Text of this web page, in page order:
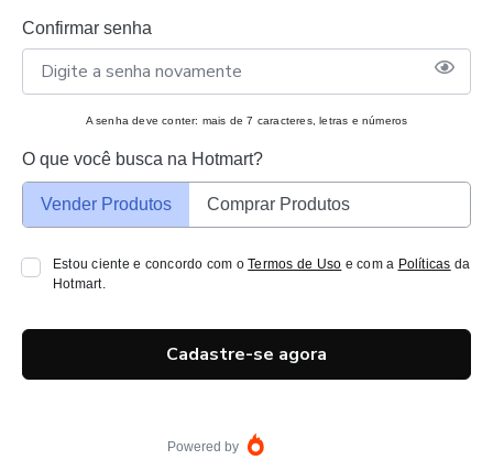
Confirmar senha
A senha deve conter: mais de 7 caracteres, letras e números
O que você busca na Hotmart?
Vender Produtos Comprar Produtos
Estou ciente e concordo com oTermos de Uso e com a Políticas da
Hotmart.
Cadastre-se agora
Powered by